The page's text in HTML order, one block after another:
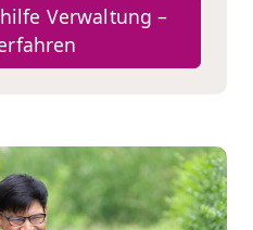
Verwaltung –